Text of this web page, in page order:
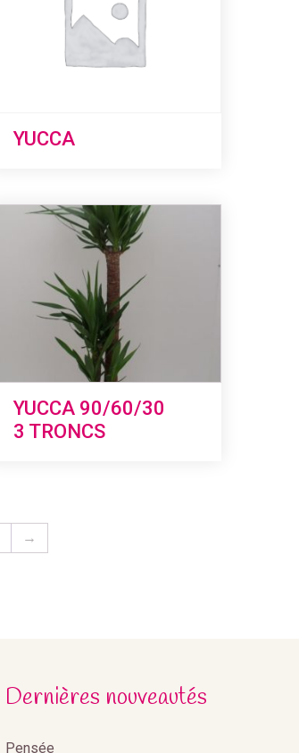
YUCCA
YUCCA 90/60/30
3 TRONCS
→
Dernières nouveautés
Pensée